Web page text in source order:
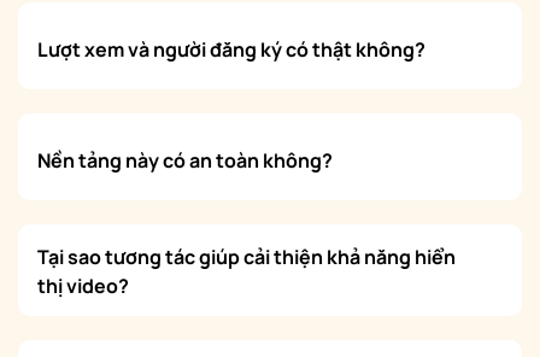
Lượt xem và người đăng ký có thật không?
Nền tảng này có an toàn không?
Tại sao tương tác giúp cải thiện khả năng hiển
thị video?